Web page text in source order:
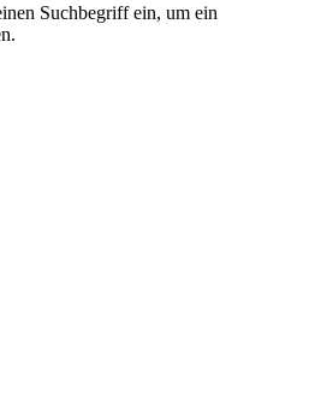
Suchbegriff ein, um ein